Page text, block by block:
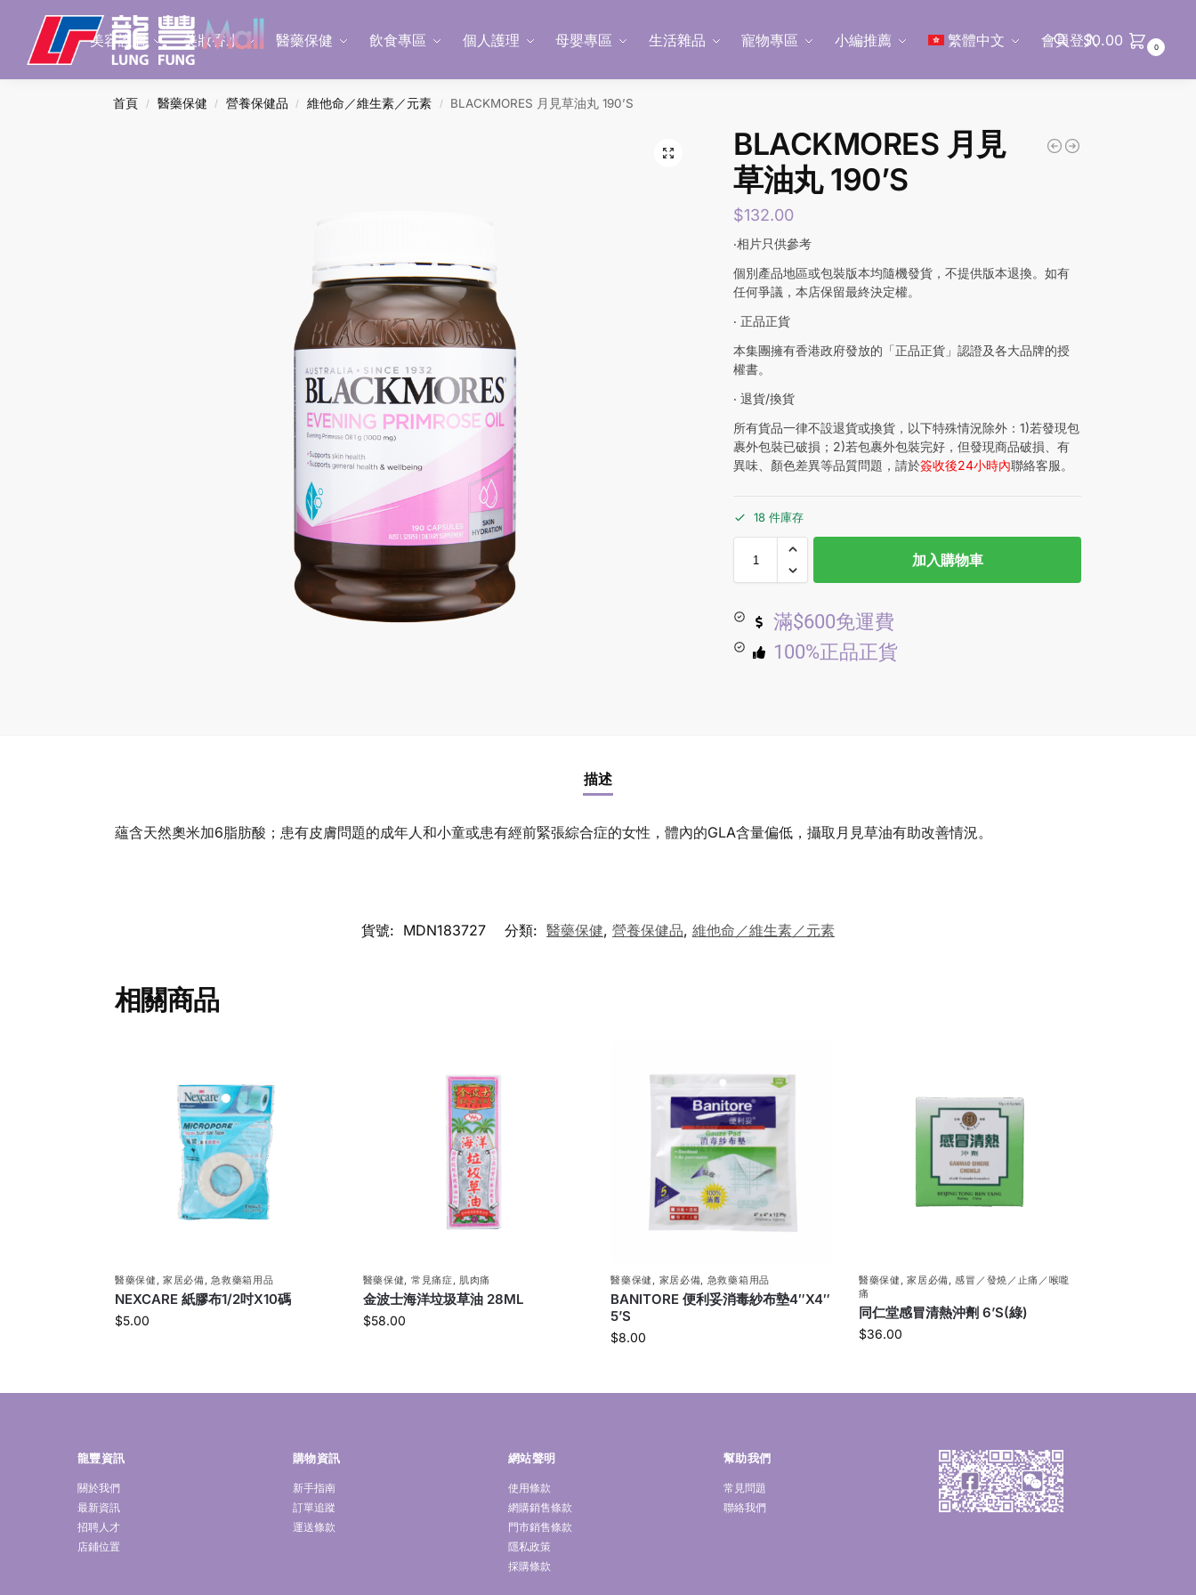
美容護膚 美妝香水 醫藥保健 飲食專區 個人護理 母嬰專區 生活雜品 寵物專區 小編推薦 繁體中文 會員登入
Search
$0.00 0
首頁 / 醫藥保健 / 營養保健品 / 維他命／維生素／元素 / BLACKMORES 月見草油丸 190’S
BLACKMORES 月見
草油丸 190’S
$132.00
‧相片只供參考
個別產品地區或包裝版本均隨機發貨，不提供版本退換。如有
任何爭議，本店保留最終決定權。
‧ 正品正貨
本集團擁有香港政府發放的「正品正貨」認證及各大品牌的授
權書。
‧ 退貨/換貨
所有貨品一律不設退貨或換貨，以下特殊情況除外：1)若發現包
裹外包裝已破損；2)若包裹外包裝完好，但發現商品破損、有
異味、顏色差異等品質問題，請於簽收後24小時內聯絡客服。
18 件庫存
加入購物車
滿$600免運費
100%正品正貨
描述
蘊含天然奧米加6脂肪酸；患有皮膚問題的成年人和小童或患有經前緊張綜合症的女性，體內的GLA含量偏低，攝取月見草油有助改善情況。
貨號: MDN183727 分類: 醫藥保健, 營養保健品, 維他命／維生素／元素
相關商品
醫藥保健 ,家居必備 ,急救藥箱用品
NEXCARE 紙膠布1/2吋X10碼
$5.00
醫藥保健 常見痛症 肌肉痛
金波士海洋垃圾草油 28ML
$58.00
醫藥保健 家居必備 急救藥箱用品
BANITORE 便利妥消毒紗布墊4″X4″
5’S
$8.00
醫藥保健 ,家居必備 ,感冒／發燒／止痛／喉嚨
痛
同仁堂感冒清熱沖劑 6’S(綠)
$36.00
龍豐資訊
關於我們
最新資訊
招聘人才
店鋪位置
購物資訊
新手指南
訂單追蹤
運送條款
網站聲明
使用條款
網購銷售條款
門市銷售條款
隱私政策
採購條款
幫助我們
常見問題
聯絡我們